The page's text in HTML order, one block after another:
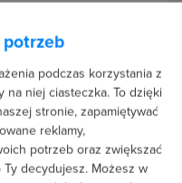
zdecydowałem się
działalności
podczas korzystania z
niej ciasteczka. To dzięki
stronie, zapamiętywać
reklamy,
potrzeb oraz zwiększać
decydujesz. Możesz w